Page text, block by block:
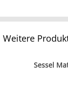
Weitere
Sessel